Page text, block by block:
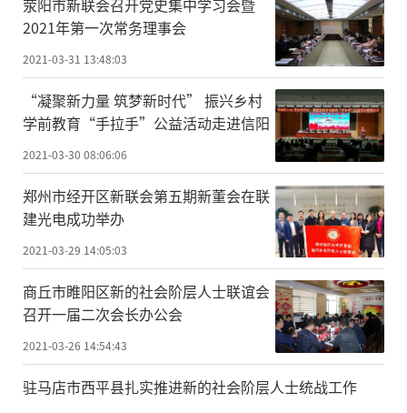
荥阳市新联会召开党史集中学习会暨
2021年第一次常务理事会
2021-03-31 13:48:03
“凝聚新力量 筑梦新时代” 振兴乡村
学前教育“手拉手”公益活动走进信阳
2021-03-30 08:06:06
郑州市经开区新联会第五期新董会在联
建光电成功举办
2021-03-29 14:05:03
商丘市睢阳区新的社会阶层人士联谊会
召开一届二次会长办公会
2021-03-26 14:54:43
驻马店市西平县扎实推进新的社会阶层人士统战工作